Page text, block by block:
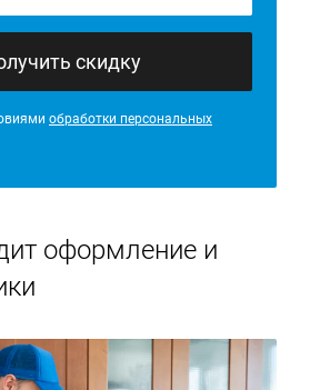
скидку
обработки персональных
оформление и